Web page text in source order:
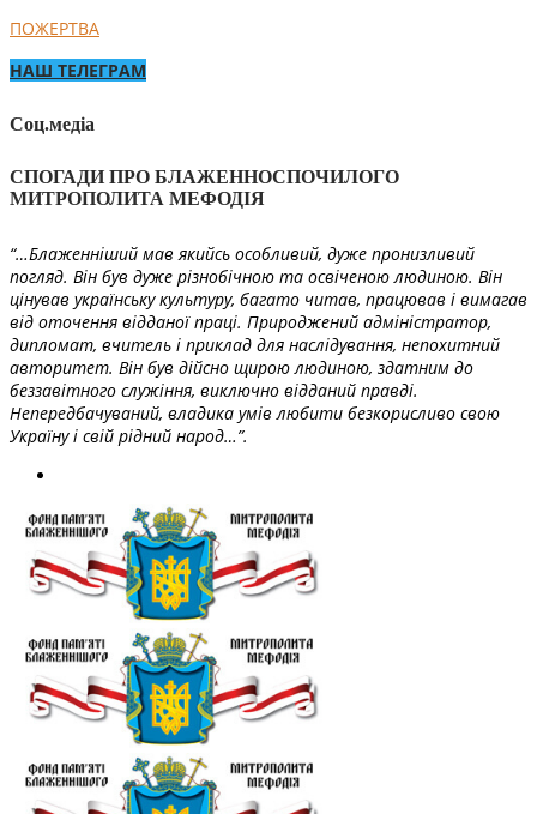
ПОЖЕРТВА
НАШ ТЕЛЕГРАМ
Соц.медіа
СПОГАДИ ПРО БЛАЖЕННОСПОЧИЛОГО
МИТРОПОЛИТА МЕФОДІЯ
“…Блаженніший мав якийсь особливий, дуже пронизливий
погляд. Він був дуже різнобічною та освіченою людиною. Він
цінував українську культуру, багато читав, працював і вимагав
від оточення відданої праці. Природжений адміністратор,
дипломат, вчитель і приклад для наслідування, непохитний
авторитет. Він був дійсно щирою людиною, здатним до
беззавітного служіння, виключно відданий правді.
Непередбачуваний, владика умів любити безкорисливо свою
Україну і свій рідний народ…”.